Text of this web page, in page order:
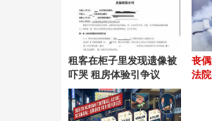
租客在柜子里发现遗像被
吓哭 租房体验引争议
丧
法